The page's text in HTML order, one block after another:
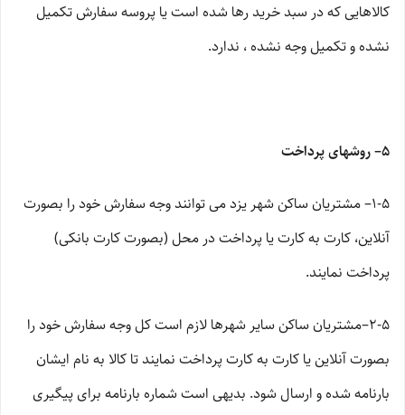
کالاهایی که در سبد خرید رها شده است یا پروسه سفارش تکمیل
نشده و تکمیل وجه نشده ، ندارد.
۵– روشهای پرداخت
۱-۵– مشتریان ساکن شهر یزد می توانند وجه سفارش خود را بصورت
آنلاین، کارت به کارت یا پرداخت در محل (بصورت کارت بانکی)
پرداخت نمایند.
۲-۵–مشتریان ساکن سایر شهرها لازم است کل وجه سفارش خود را
بصورت آنلاین یا کارت به کارت پرداخت نمایند تا کالا به نام ایشان
بارنامه شده و ارسال شود. بدیهی است شماره بارنامه برای پیگیری